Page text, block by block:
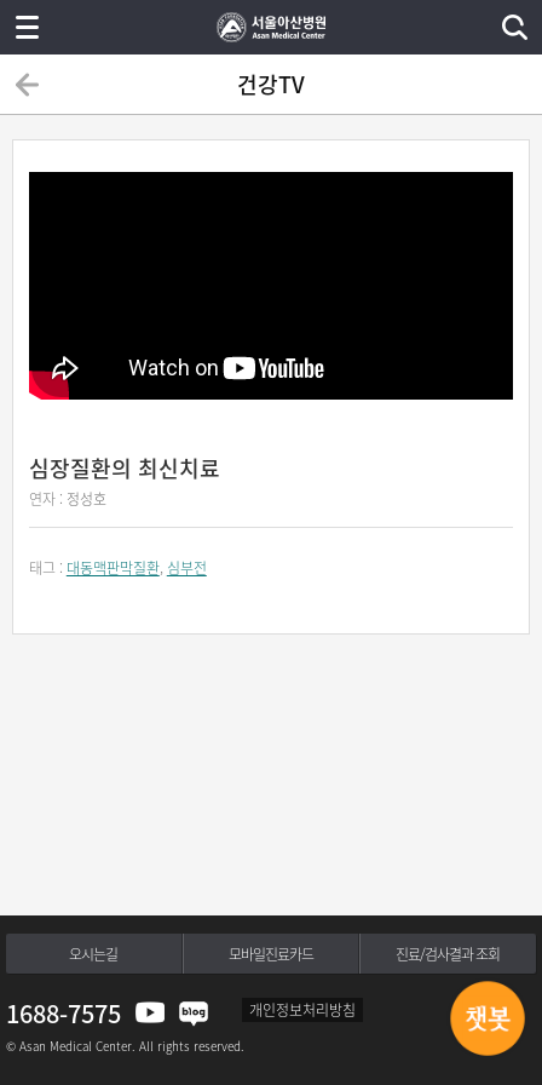
건강TV
심장질환의 최신치료
연자 : 정성호
태그 : 대동맥판막질환, 심부전
오시는길 모바일진료카드 진료/검사결과 조회
1688-7575 개인정보처리방침
© Asan Medical Center. All rights reserved.